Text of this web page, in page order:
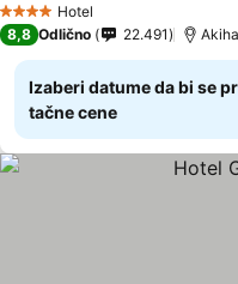
4 ZvezdiceHotel
8,8 Odlično 22.491
Izaberi datume da bi se
tačne cene